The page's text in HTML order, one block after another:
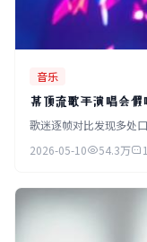
音乐
某顶流歌手演唱会
歌迷逐帧对比发现多处
2026-05-10
54.3万